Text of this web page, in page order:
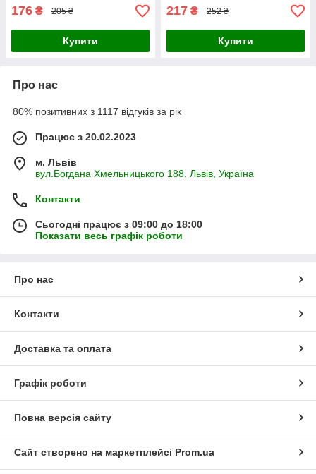
176 ₴ 205 ₴
Купити
217 ₴ 252 ₴
Купити
Про нас
80% позитивних з 1117 відгуків за рік
Працює з 20.02.2023
м. Львів
вул.Богдана Хмельницького 188, Львів, Україна
Контакти
Сьогодні працює з 09:00 до 18:00
Показати весь графік роботи
Про нас
Контакти
Доставка та оплата
Графік роботи
Повна версія сайту
Сайт створено на маркетплейсі Prom.ua